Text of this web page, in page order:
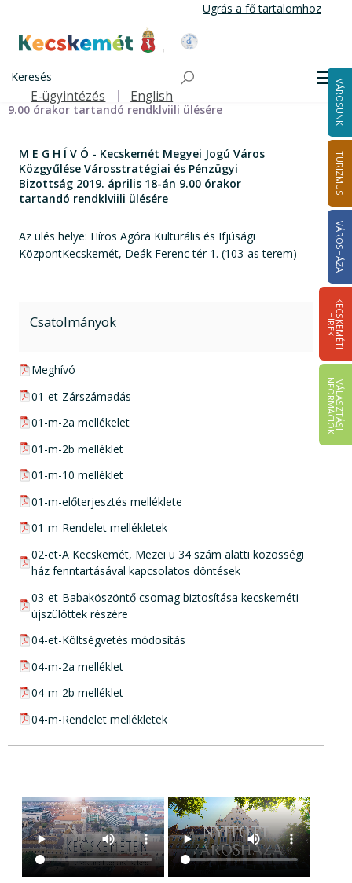
tartalomra
Ugrás a fő tartalomhoz
Kecskemét Város Honlapja
Keresés
Felső navigáció
E-ügyintézés English VÁROSUNK
TURIZMUS
VÁROSHÁZA
K
E
C
S
K
E
M
É
T
I
HÍ
R
E
K
V
Á
L
A
S
Z
T
Á
S
I
IN
F
O
R
M
Á
C
I
Ó
K
M E G H Í V Ó - Kecskemét Megyei Jogú Város Közgyűlése
Városstratégiai és Pénzügyi Bizottság 2019. április 18-án
9.00 órakor tartandó rendklviili ülésére
M E G H Í V Ó - Kecskemét Megyei Jogú Város
Közgyűlése Városstratégiai és Pénzügyi
Bizottság 2019. április 18-án 9.00 órakor
tartandó rendklviili ülésére
Az ülés helye: Hírös Agóra Kulturális és Ifjúsági
KözpontKecskemét, Deák Ferenc tér 1. (103-as terem)
Csatolmányok
pdf csatolmány:
Meghívó
pdf csatolmány:
01-et-Zárszámadás
pdf csatolmány:
01-m-2a mellékelet
pdf csatolmány:
01-m-2b melléklet
pdf csatolmány:
01-m-10 melléklet
pdf csatolmány:
01-m-előterjesztés melléklete
pdf csatolmány:
01-m-Rendelet mellékletek
pdf csatolmány:
02-et-A Kecskemét, Mezei u 34 szám alatti közösségi
ház fenntartásával kapcsolatos döntések
pdf csatolmány:
03-et-Babaköszöntő csomag biztosítása kecskeméti
újszülöttek részére
pdf csatolmány:
04-et-Költségvetés módosítás
pdf csatolmány:
04-m-2a melléklet
pdf csatolmány:
04-m-2b melléklet
pdf csatolmány:
04-m-Rendelet mellékletek